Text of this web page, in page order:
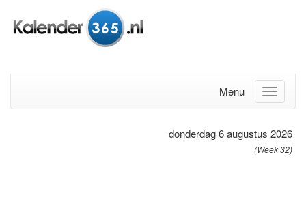
Menu
donderdag 6 augustus 2026
(Week 32)